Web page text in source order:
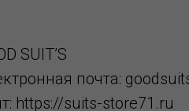
SUIT’S
почта:
https://suits-store71.ru